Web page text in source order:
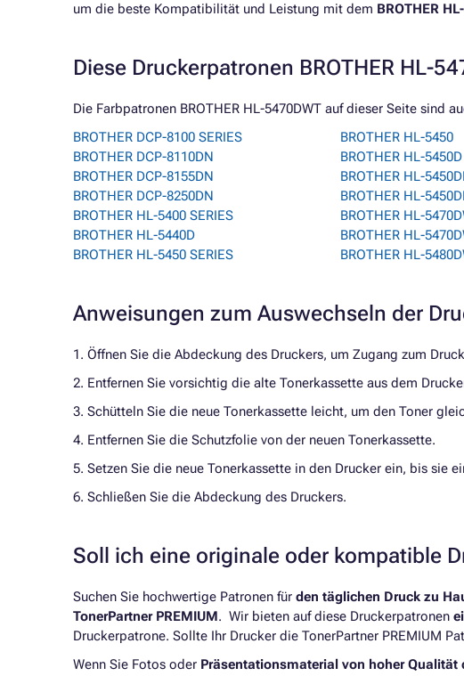
um die beste Kompatibilität und Leistung mit dem BROTHER
Diese Druckerpatronen BROTHER HL-
Die Farbpatronen BROTHER HL-5470DWT auf dieser Seite sind
BROTHER DCP-8100 SERIES
BROTHER DCP-8110DN
BROTHER DCP-8155DN
BROTHER DCP-8250DN
BROTHER HL-5400 SERIES
BROTHER HL-5440D
BROTHER HL-5450 SERIES
BROTHER HL-5450
BROTHER HL-5450D
BROTHER HL-
BROTHER HL-
BROTHER HL-
BROTHER HL-
BROTHER HL-
Anweisungen zum Auswechseln der
1. Öffnen Sie die Abdeckung des Druckers, um Zugang zum
2. Entfernen Sie vorsichtig die alte Tonerkassette aus dem
3. Schütteln Sie die neue Tonerkassette leicht, um den Toner
4. Entfernen Sie die Schutzfolie von der neuen Tonerkassette.
5. Setzen Sie die neue Tonerkassette in den Drucker ein, bis sie
6. Schließen Sie die Abdeckung des Druckers.
Soll ich eine originale oder kompatible
Suchen Sie hochwertige Patronen für den täglichen Druck zu
TonerPartner PREMIUM. Wir bieten auf diese Druckerpatronen
Druckerpatrone. Sollte Ihr Drucker die TonerPartner PREMIUM
Wenn Sie Fotos oder Präsentationsmaterial von hoher Qualität